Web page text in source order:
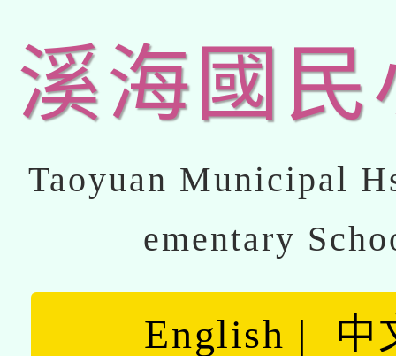
溪海國民
Taoyuan Municipal
ementary
English 中